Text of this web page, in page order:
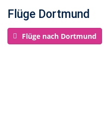
Flüge Dortmund
Flüge nach Dortmund